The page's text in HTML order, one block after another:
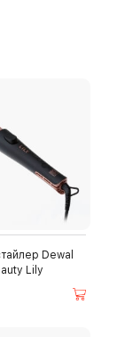
Dewal
Lily